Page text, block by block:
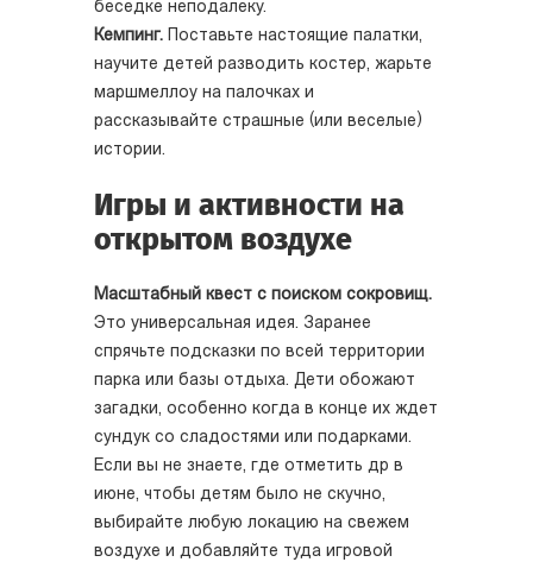
беседке неподалеку.
Кемпинг. Поставьте настоящие палатки,
научите детей разводить костер, жарьте
маршмеллоу на палочках и
рассказывайте страшные (или веселые)
истории.
Игры и активности на
открытом воздухе
Масштабный квест с поиском сокровищ.
Это универсальная идея. Заранее
спрячьте подсказки по всей территории
парка или базы отдыха. Дети обожают
загадки, особенно когда в конце их ждет
сундук со сладостями или подарками.
Если вы не знаете, где отметить др в
июне, чтобы детям было не скучно,
выбирайте любую локацию на свежем
воздухе и добавляйте туда игровой